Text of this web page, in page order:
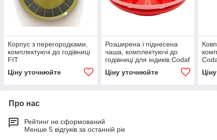
Корпус з перегородками,
комплектуючі до годівниці
FIT
Ціну уточнюйте
Розширена і піднесена
чаша, комплектуючі до
годівниці для індиків Codaf
Ціну уточнюйте
Про нас
Рейтинг не сформований
Менше 5 відгуків за останній рік